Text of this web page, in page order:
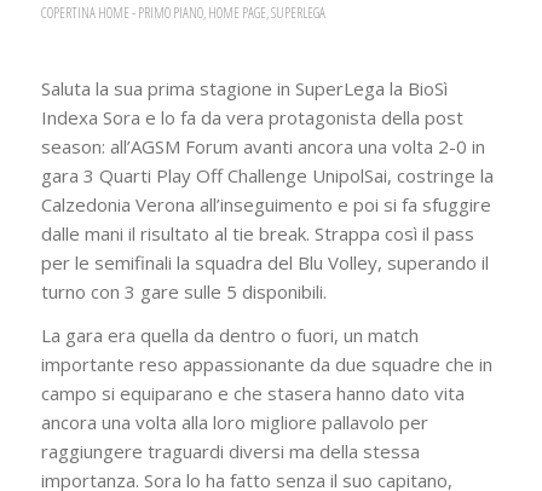
COPERTINA HOME - PRIMO PIANO,HOME PAGE,SUPERLEGA
Saluta la sua prima stagione in SuperLega la BioSì
Indexa Sora e lo fa da vera protagonista della post
season: all’AGSM Forum avanti ancora una volta 2-0 in
gara 3 Quarti Play Off Challenge UnipolSai, costringe la
Calzedonia Verona all’inseguimento e poi si fa sfuggire
dalle mani il risultato al tie break. Strappa così il pass
per le semifinali la squadra del Blu Volley, superando il
turno con 3 gare sulle 5 disponibili.
La gara era quella da dentro o fuori, un match
importante reso appassionante da due squadre che in
campo si equiparano e che stasera hanno dato vita
ancora una volta alla loro migliore pallavolo per
raggiungere traguardi diversi ma della stessa
importanza. Sora lo ha fatto senza il suo capitano,